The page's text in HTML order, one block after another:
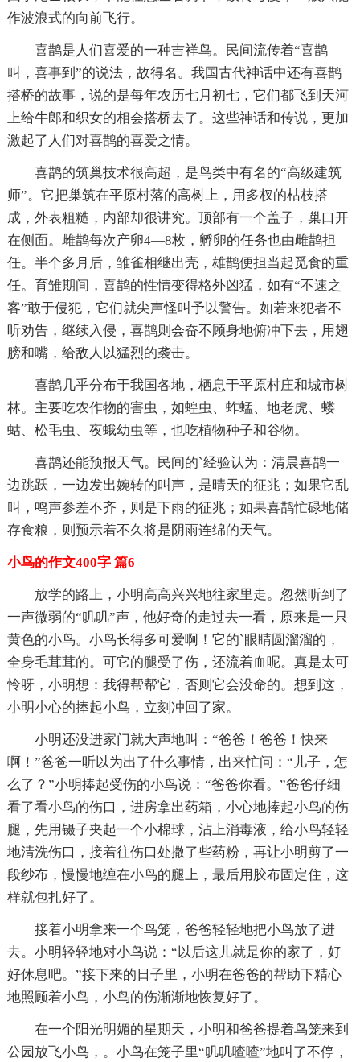
作波浪式的向前飞行。
喜鹊是人们喜爱的一种吉祥鸟。民间流传着“喜鹊
叫，喜事到”的说法，故得名。我国古代神话中还有喜鹊
搭桥的故事，说的是每年农历七月初七，它们都飞到天河
上给牛郎和织女的相会搭桥去了。这些神话和传说，更加
激起了人们对喜鹊的喜爱之情。
喜鹊的筑巢技术很高超，是鸟类中有名的“高级建筑
师”。它把巢筑在平原村落的高树上，用多杈的枯枝搭
成，外表粗糙，内部却很讲究。顶部有一个盖子，巢口开
在侧面。雌鹊每次产卵4—8枚，孵卵的任务也由雌鹊担
任。半个多月后，雏雀相继出壳，雄鹊便担当起觅食的重
任。育雏期间，喜鹊的性情变得格外凶猛，如有“不速之
客”敢于侵犯，它们就尖声怪叫予以警告。如若来犯者不
听劝告，继续入侵，喜鹊则会奋不顾身地俯冲下去，用翅
膀和嘴，给敌人以猛烈的袭击。
喜鹊几乎分布于我国各地，栖息于平原村庄和城市树
林。主要吃农作物的害虫，如蝗虫、蚱蜢、地老虎、蝼
蛄、松毛虫、夜蛾幼虫等，也吃植物种子和谷物。
喜鹊还能预报天气。民间的`经验认为：清晨喜鹊一
边跳跃，一边发出婉转的叫声，是晴天的征兆；如果它乱
叫，鸣声参差不齐，则是下雨的征兆；如果喜鹊忙碌地储
存食粮，则预示着不久将是阴雨连绵的天气。
小鸟的作文400字 篇6
放学的路上，小明高高兴兴地往家里走。忽然听到了
一声微弱的“叽叽”声，他好奇的走过去一看，原来是一只
黄色的小鸟。小鸟长得多可爱啊！它的`眼睛圆溜溜的，
全身毛茸茸的。可它的腿受了伤，还流着血呢。真是太可
怜呀，小明想：我得帮帮它，否则它会没命的。想到这，
小明小心的捧起小鸟，立刻冲回了家。
小明还没进家门就大声地叫：“爸爸！爸爸！快来
啊！”爸爸一听以为出了什么事情，出来忙问：“儿子，怎
么了？”小明捧起受伤的小鸟说：“爸爸你看。”爸爸仔细
看了看小鸟的伤口，进房拿出药箱，小心地捧起小鸟的伤
腿，先用镊子夹起一个小棉球，沾上消毒液，给小鸟轻轻
地清洗伤口，接着往伤口处撒了些药粉，再让小明剪了一
段纱布，慢慢地缠在小鸟的腿上，最后用胶布固定住，这
样就包扎好了。
接着小明拿来一个鸟笼，爸爸轻轻地把小鸟放了进
去。小明轻轻地对小鸟说：“以后这儿就是你的家了，好
好休息吧。”接下来的日子里，小明在爸爸的帮助下精心
地照顾着小鸟，小鸟的伤渐渐地恢复好了。
在一个阳光明媚的星期天，小明和爸爸提着鸟笼来到
公园放飞小鸟，。小鸟在笼子里“叽叽喳喳”地叫了不停，